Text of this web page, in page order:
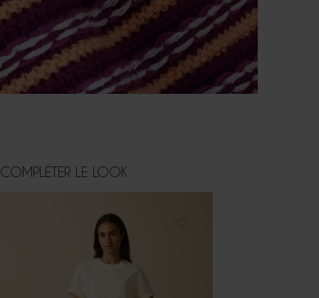
COMPLÉTER LE LOOK